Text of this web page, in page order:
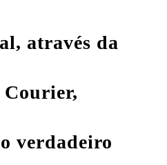
, através da
Courier,
verdadeiro